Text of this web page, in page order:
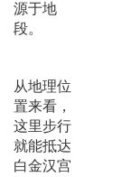
源于地
段。
从地理位
置来看，
这里步行
就能抵达
白金汉宫